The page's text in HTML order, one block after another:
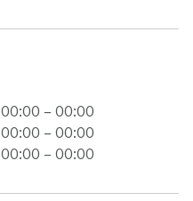
00:00 – 00:00
00:00 – 00:00
00:00 – 00:00